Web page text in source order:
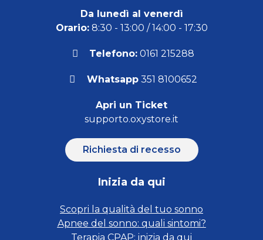
Da lunedì al venerdì
Orario:8:30 - 13:00 / 14:00 - 17:30
Telefono: 0161 215288
Whatsapp351 8100652
Apri un Ticket
supporto.oxystore.it
Richiesta di recesso
Inizia da qui
Scopri la qualità del tuo sonno
Apnee del sonno: quali sintomi?
Terapia CPAP: inizia da qui